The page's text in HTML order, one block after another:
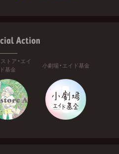
Action
トア・エイ
ド基金
小劇場・エイド基金